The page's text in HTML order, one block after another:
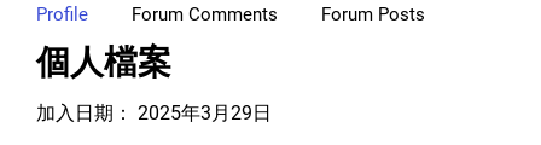
個人檔案
加入日期： 2025年3月29日
Profile Forum Comments Forum Posts